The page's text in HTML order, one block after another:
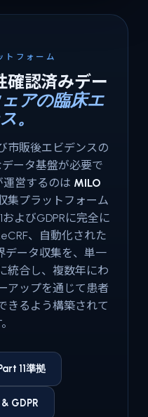
トフォーム
確認済みデー
アの臨床エ
。
市販後エビデンスの
ータ基盤が必要で
営するのは MILO
集プラットフォーム
およびGDPRに完全に
、自動化された
データ収集を、単一
統合し、複数年にわ
アップを通じて患者
きるよう構築されて
11準拠
GDPR